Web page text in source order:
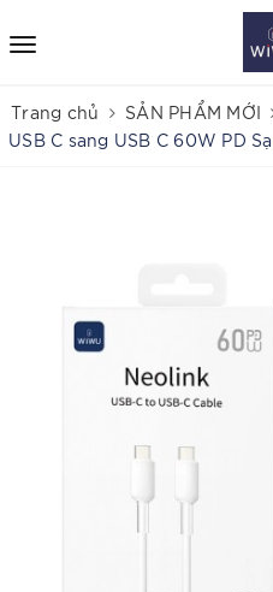
Trang chủ SẢN PHẨM MỚI
USB C sang USB C 60W PD